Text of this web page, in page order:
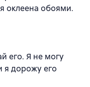
оклеена обоями.
его. Я не могу
я дорожу его